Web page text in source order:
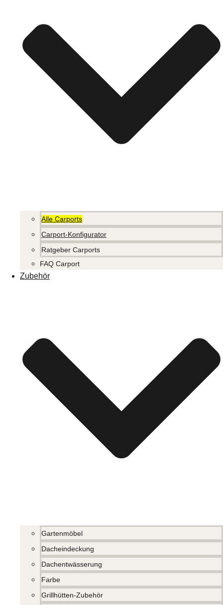
Alle Carports
Carport-Konfigurator
Ratgeber Carports
FAQ Carport
Zubehör
Gartenmöbel
Dacheindeckung
Dachentwässerung
Farbe
Grillhütten-Zubehör